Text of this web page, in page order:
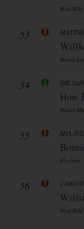
Wird Wild
53
Hansa
54 DIE
How
Hinker
55 MIA
Electrola
56 CARO
Wird Wild